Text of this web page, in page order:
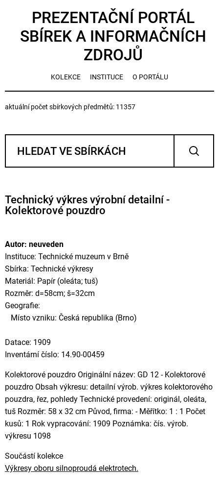
PREZENTAČNÍ PORTÁL
SBÍREK A INFORMAČNÍCH
ZDROJŮ
KOLEKCE INSTITUCE O PORTÁLU
aktuální počet sbírkových předmětů: 11357
Technický výkres výrobní detailní -
Kolektorové pouzdro
Autor: neuveden
Instituce: Technické muzeum v Brně
Sbírka: Technické výkresy
Materiál: Papír (oleáta; tuš)
Rozměr: d=58cm; š=32cm
Geografie:
Místo vzniku: Česká republika (Brno)
Datace: 1909
Inventární číslo: 14.90-00459
Kolektorové pouzdro Originální název: GD 12 - Kolektorové
pouzdro Obsah výkresu: detailní výrob. výkres kolektorového
pouzdra, řez, pohledy Technické provedení: originál, oleáta,
tuš Rozměr: 58 x 32 cm Původ, firma: - Měřítko: 1 : 1 Počet
kusů: 1 Rok vypracování: 1909 Poznámka: čís. výrob.
výkresu 1098
Součástí kolekce
Výkresy oboru silnoproudá elektrotech.